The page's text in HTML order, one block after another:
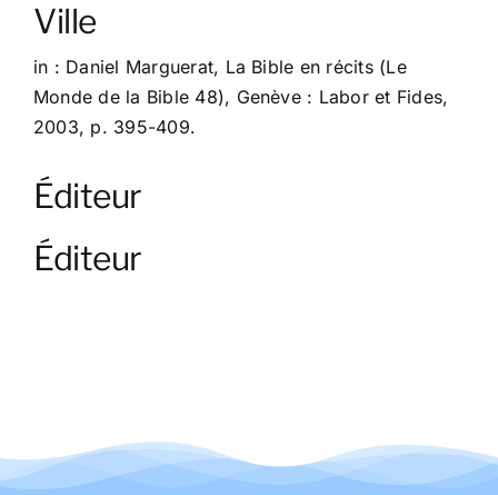
Ville
in : Daniel Marguerat, La Bible en récits (Le
Monde de la Bible 48), Genève : Labor et Fides,
2003, p. 395-409.
Éditeur
Éditeur